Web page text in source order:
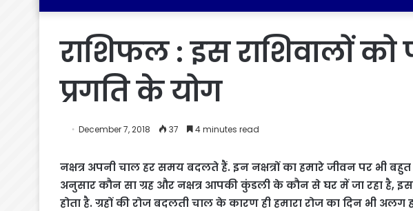
राशिफल : इस राशिवालों
प्रगति के योग
December 7, 2018 37 4 minutes read
नक्षत्र अपनी चाल हर समय बदलते हैं. इन नक्षत्रों का हमारे जीवन पर भी बहुत
अनुसार कौन सा ग्रह और नक्षत्र आपकी कुंडली के कौन से घर में जा रहा है,
होता है. ग्रहों की रोज बदलती चाल के कारण ही हमारा रोज का दिन भी